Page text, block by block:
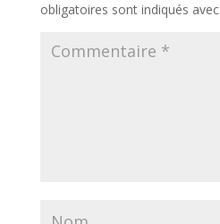
obligatoires sont indiqués avec